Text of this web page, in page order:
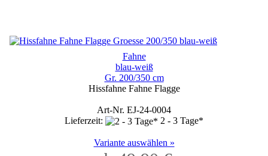
Fahne
blau-weiß
Gr. 200/350 cm
Hissfahne Fahne Flagge
Art-Nr. EJ-24-0004
Lieferzeit:
2 - 3 Tage*
Variante auswählen »